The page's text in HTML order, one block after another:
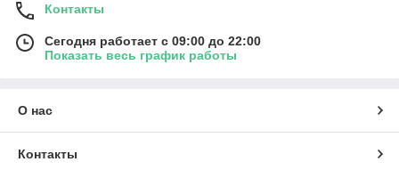
Контакты
Сегодня работает с 09:00 до 22:00
Показать весь график работы
О нас
Контакты